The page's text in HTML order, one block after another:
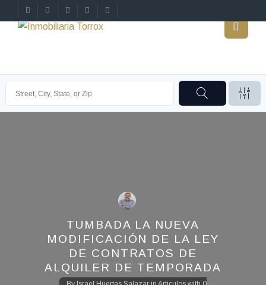
TUMBADA LA NUEVA
MODIFICACIÓN DE LA LEY
DE CONTRATOS DE
ALQUILER DE TEMPORADA